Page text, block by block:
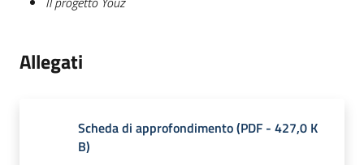
Allegati
Scheda di approfondimento(PDF - 427,0 K
B)